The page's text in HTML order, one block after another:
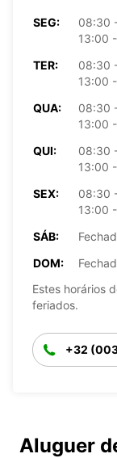
SEG:
08:30
13:00
TER:
08:30
13:00
QUA:
08:30
13:00
QUI:
08:30
13:00
SEX:
08:30
13:00
SÁB:
DOM:
Estes horários
feriados.
+32
Aluguer